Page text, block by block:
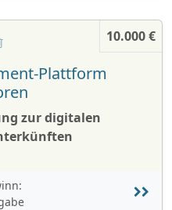
10.000 €
Plattform
zur digitalen